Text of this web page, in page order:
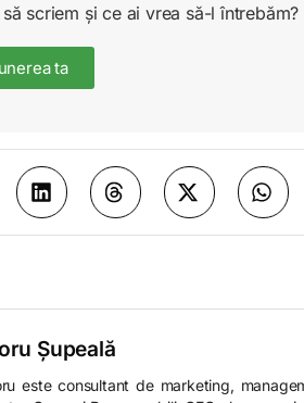
scriem și ce ai vrea să-l întrebăm?
ta
Șupeală
este consultant de marketing,